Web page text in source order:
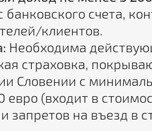
счета,
клиентов.
Необходима
страховка,
Словении с
(входит в
и запретов на въезд в